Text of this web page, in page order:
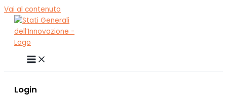
Vai al contenuto
Login